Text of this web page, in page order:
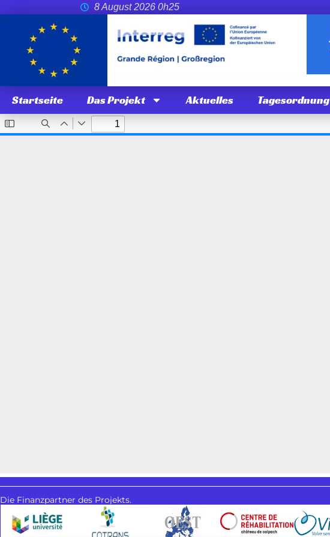
8 August 2026 0h25
Startseite Das Projekt Aktuelles Tagesordnung
Die Finanzpartner des Projekts.